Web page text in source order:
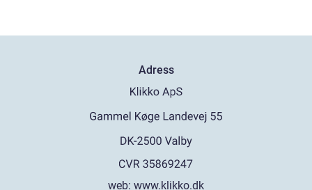
Adress
web: www.klikko.dk